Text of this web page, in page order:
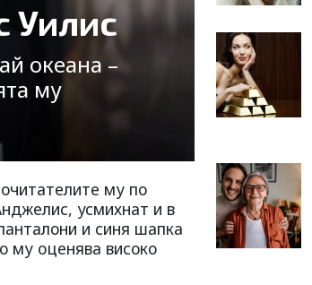
Уилис
океана –
му
му по
усмихнат и в
и синя шапка
му оценява високо